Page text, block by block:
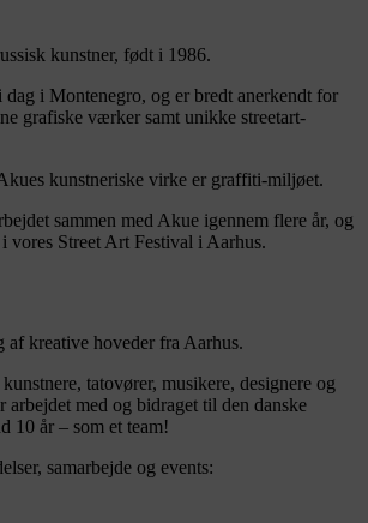
kunstner, født i 1986.
dag i Montenegro, og er bredt anerkendt for
grafiske værker samt unikke streetart-
kunstneriske virke er graffiti-miljøet.
sammen med Akue igennem flere år, og
vores Street Art Festival i Aarhus.
kreative hoveder fra Aarhus.
tatovører, musikere, designere og
med og bidraget til den danske
10 år – som et team!
samarbejde og events: